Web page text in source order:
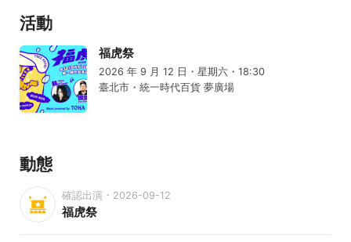
活動
福虎祭
2026 年 9 月 12 日・星期六・18:30
臺北市・統一時代百貨 夢廣場
動態
確認出演・2026-09-12
福虎祭